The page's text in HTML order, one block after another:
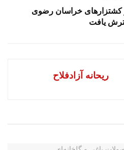
کشتزارهای خراسان‌ رضوی
یافت
ریحانه آزادفلاح